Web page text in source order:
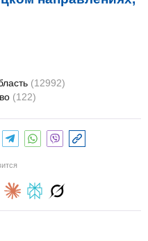
(12992)
(122)